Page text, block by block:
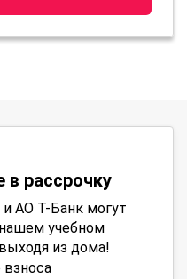
в рассрочку
АО Т-Банк могут
учебном
из дома!
взноса